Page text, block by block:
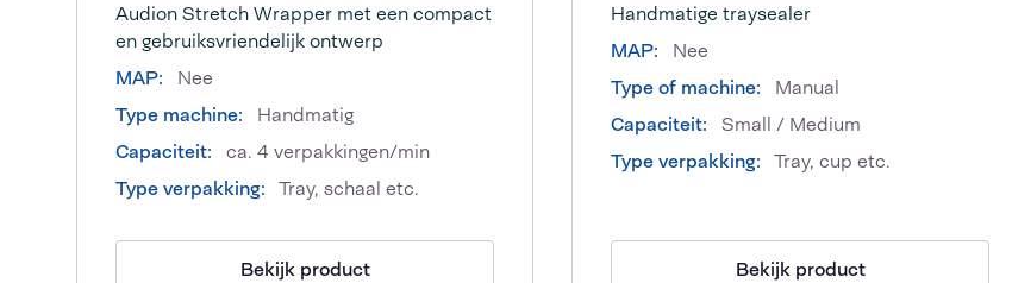
Audion Stretch Wrapper met een compact
en gebruiksvriendelijk ontwerp
MAP:
Nee
Type machine:
Handmatig
Capaciteit:
ca. 4 verpakkingen/min
Type verpakking: Tray, schaal etc.
Bekijk product
Handmatige traysealer
MAP:
Nee
Type of machine:
Manual
Capaciteit:
Small / Medium
Type verpakking: Tray, cup etc.
Bekijk product